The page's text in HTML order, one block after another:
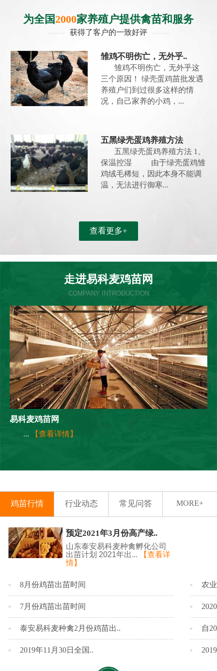
为全国2000家养殖户提供禽苗和服务
获得了客户的一致好评
雏鸡不明伤亡，无外乎..
雏鸡不明伤亡，无外乎这
三个原因！ 绿壳蛋鸡苗批发遇
养殖户们到过很多这样的情
况，自己家养的小鸡，...
五黑绿壳蛋鸡养殖方法
五黑绿壳蛋鸡养殖方法 1、
保温控湿 由于绿壳蛋鸡雏
鸡绒毛稀短，因此本身不能调
温，无法进行御寒...
查看更多+
走进易科麦鸡苗网
COMPANY INTRODUCTION
易科麦鸡苗网
... 【查看详情】
MORE+
鸡苗行情 行业动态 常见问答
预定2021年3月份高产绿..
山东泰安易科麦种禽孵化公司
出苗计划 2021年出...
【查看详
情】
8月份鸡苗出苗时间
7月份鸡苗出苗时间
泰安易科麦种禽2月份鸡苗出..
2019年11月30日全国..
农
自